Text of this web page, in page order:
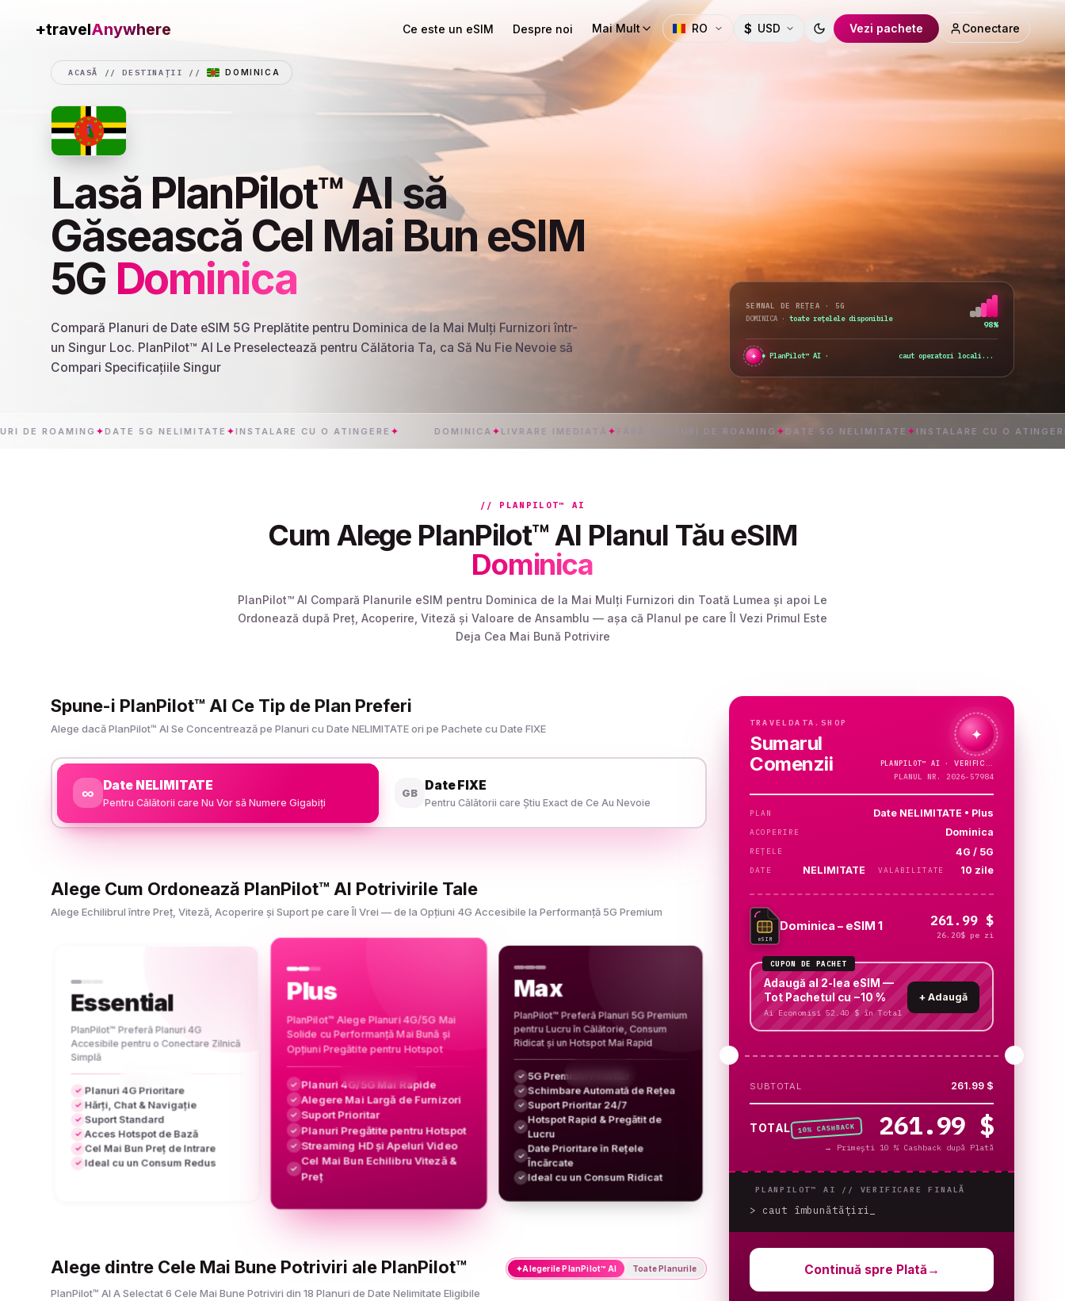
+travelAnywhere Ce este un eSIM Despre noi Mai Mult RO $ USD Toggle theme
Vezi pachete Conectare
ACASĂ //DESTINAȚII // DOMINICA
Lasă PlanPilot™ AI să
Găsească Cel Mai Bun eSIM
5G Dominica
Compară Planuri de Date eSIM 5G Preplătite pentru Dominica de la Mai Mulți Furnizori într-
un Singur Loc. PlanPilot™ AI Le Preselectează pentru Călătoria Ta, ca Să Nu Fie Nevoie să
Compari Specificațiile Singur
SEMNAL DE REȚEA · 5G
DOMINICA · toate rețelele disponibile
98%
✦ PlanPilot™ AI · cel mai avantajos
ROAMING✦DATE 5G NELIMITATE✦ INSTALARE CU O ATINGERE ✦ DOMINICA✦ LIVRARE IMEDIATĂ✦FĂRĂ COSTURI DE ROAMING ✦DATE 5G NELIMITATE✦ INSTALARE CU O ATINGERE ✦
// PLANPILOT™ AI
Cum Alege PlanPilot™ AI Planul Tău eSIM
Dominica
PlanPilot™ AI Compară Planurile eSIM pentru Dominica de la Mai Mulți Furnizori din Toată Lumea și apoi Le
Ordonează după Preț, Acoperire, Viteză și Valoare de Ansamblu — așa că Planul pe care Îl Vezi Primul Este
Deja Cea Mai Bună Potrivire
Spune-i PlanPilot™ AI Ce Tip de Plan Preferi
Alege dacă PlanPilot™ AI Se Concentrează pe Planuri cu Date NELIMITATE ori pe Pachete cu Date FIXE
∞ Date NELIMITATE
Pentru Călătorii care Nu Vor să Numere Gigabiți
GB Date FIXE
Pentru Călătorii care Știu Exact de Ce Au Nevoie
Alege Cum Ordonează PlanPilot™ AI Potrivirile Tale
Alege Echilibrul între Preț, Viteză, Acoperire și Suport pe care Îl Vrei — de la Opțiuni 4G Accesibile la Performanță 5G Premium
Essential
PlanPilot™ Preferă Planuri 4G
Accesibile pentru o Conectare Zilnică
Simplă
✓ Planuri 4G Prioritare
✓ Hărți, Chat & Navigație
✓ Suport Standard
✓ Acces Hotspot de Bază
✓ Cel Mai Bun Preț de Intrare
✓ Ideal cu un Consum Redus
Plus
PlanPilot™ Alege Planuri 4G/5G Mai
Solide cu Performanță Mai Bună și
Opțiuni Pregătite pentru Hotspot
✓ Planuri 4G/5G Mai Rapide
✓ Alegere Mai Largă de Furnizori
✓ Suport Prioritar
✓ Planuri Pregătite pentru Hotspot
✓ Streaming HD și Apeluri Video
✓
Cel Mai Bun Echilibru Viteză &
Preț
Max
PlanPilot™ Preferă Planuri 5G Premium
pentru Lucru în Călătorie, Consum
Ridicat și un Hotspot Mai Rapid
✓ 5G Premium Prioritar
✓ Schimbare Automată de Rețea
✓ Suport Prioritar 24/7
✓
Hotspot Rapid & Pregătit de
Lucru
✓
Date Prioritare în Rețele
Încărcate
✓ Ideal cu un Consum Ridicat
Alege dintre Cele Mai Bune Potriviri ale PlanPilot™
PlanPilot™ AI A Selectat 6 Cele Mai Bune Potriviri din 18 Planuri de Date Nelimitate Eligibile
✦Alegerile PlanPilot™ AI Toate Planurile
TRAVELDATA.SHOP
Sumarul
Comenzii
✦
PLANPILOT™ AI ·
PLANUL NR. 2026-57984
PLAN Date NELIMITATE • Plus
ACOPERIRE Dominica
REȚELE 4G / 5G
DATE NELIMITATE VALABILITATE 10 zile
eSIM
Dominica – eSIM 1 261.99 $
26.20$ pe zi
CUPON DE PACHET
Adaugă al 2-lea eSIM —
Tot Pachetul cu −10 %
Ai Economisi 52.40 $ în Total
+ Adaugă
SUBTOTAL 261.99 $
TOTAL 10% CASHBACK 261.99 $
→ Primești 10 % Cashback după Plată
PLANPILOT™ AI // VERIFICARE FINALĂ
> caut îmbunătățiri
Continuă spre Plată →